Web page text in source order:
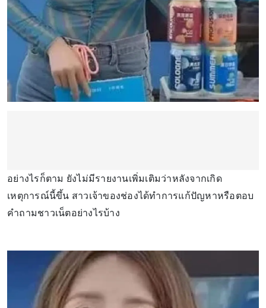
อย่างไรก็ตาม ยังไม่มีรายงานเพิ่มเติมว่าหลังจากเกิด
เหตุการณ์นี้ขึ้น สาวเจ้าของช่องได้ทำการแก้ปัญหาหรือตอบ
คำถามชาวเน็ตอย่างไรบ้าง